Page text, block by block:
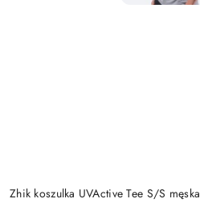
Zhik koszulka UVActive Tee S/S męska